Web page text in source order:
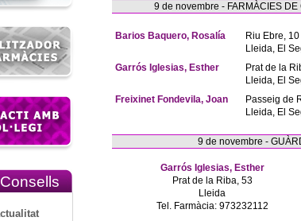
9 de novembre - FARMÀCIES DE
Barios Baquero, Rosalía
Riu Ebre,
Lleida, El
Garrós Iglesias, Esther
Prat de la
Lleida, El
Freixinet Fondevila, Joan
Passeig de
Lleida, El
9 de novembre -
Garrós Iglesias, Esther
Prat de la Riba, 53
Lleida
Tel. Farmàcia: 973232112